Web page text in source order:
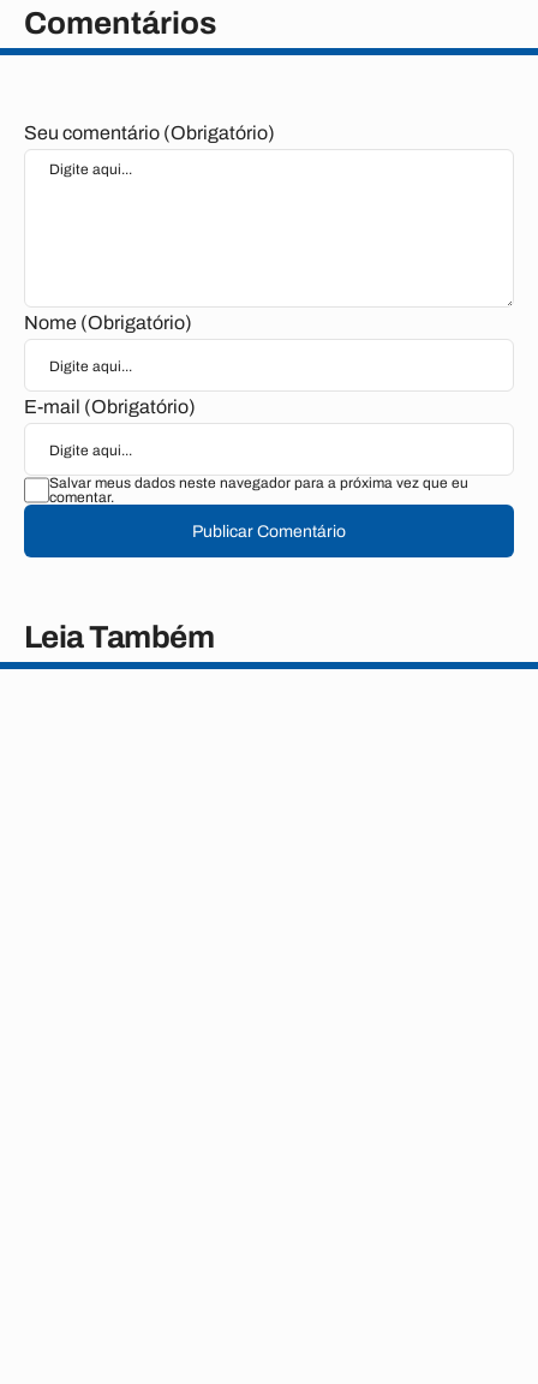
Comentários
Seu comentário (Obrigatório)
Nome (Obrigatório)
E-mail (Obrigatório)
Salvar meus dados neste navegador para a próxima vez que eu
comentar.
Publicar Comentário
Leia Também